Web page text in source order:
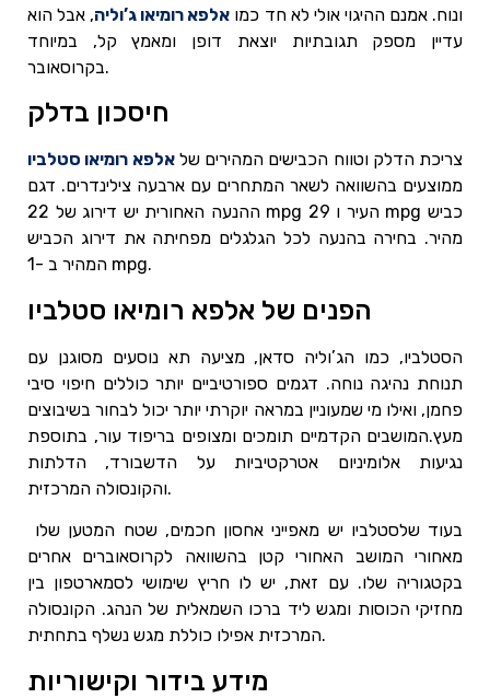
ונוח. אמנם ההיגוי אולי לא חד כמו אלפא רומיאו ג’וליה, אבל הוא
עדיין מספק תגובתיות יוצאת דופן ומאמץ קל, במיוחד
בקרוסאובר.
חיסכון בדלק
צריכת הדלק וטווח הכבישים המהירים שלאלפא רומיאו סטלביו
ממוצעים בהשוואה לשאר המתחרים עם ארבעה צילינדרים. דגם
ההנעה האחורית יש דירוג של 22 mpg העיר ו 29 mpg כביש
מהיר. בחירה בהנעה לכל הגלגלים מפחיתה את דירוג הכביש
המהיר ב -1 mpg.
הפנים של אלפא רומיאו סטלביו
הסטלביו, כמו הג’וליה סדאן, מציעה תא נוסעים מסוגנן עם
תנוחת נהיגה נוחה. דגמים ספורטיביים יותר כוללים חיפוי סיבי
פחמן, ואילו מי שמעוניין במראה יוקרתי יותר יכול לבחור בשיבוצים
מעץ.המושבים הקדמיים תומכים ומצופים בריפוד עור, בתוספת
נגיעות אלומיניום אטרקטיביות על הדשבורד, הדלתות
והקונסולה המרכזית.
מאחורי המושב האחורי קטן בהשוואה לקרוסאוברים אחרים
בקטגוריה שלו. עם זאת, יש לו חריץ שימושי לסמארטפון בין
מחזיקי הכוסות ומגש ליד ברכו השמאלית של הנהג. הקונסולה
המרכזית אפילו כוללת מגש נשלף בתחתית.
מידע בידור וקישוריות